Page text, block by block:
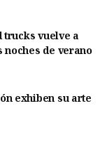
vuelve a
de verano
exhiben su arte